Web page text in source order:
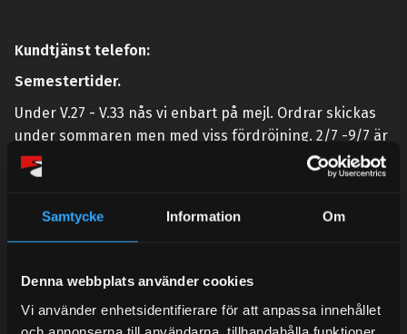
Samtycke Information Om
Denna webbplats använder cookies
Vi använder enhetsidentifierare för att anpassa innehållet
Kundtjänst telefon:
Semestertider.
Under V.27 - V.33 nås vi enbart på mejl. Ordrar skickas
under sommaren men med viss fördröjning. 2/7 -9/7 är
det helt stängt.
Mån-Tors: 10:30-15:00
Lunchstängt 12:00-13:00
info@streetperformance.se